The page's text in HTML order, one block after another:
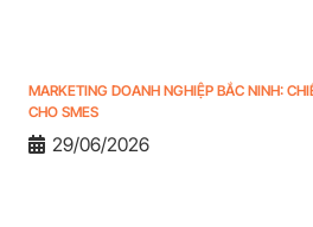
MARKETING DOANH NGHIỆP BẮC NINH:
CHO SMES
29/06/2026